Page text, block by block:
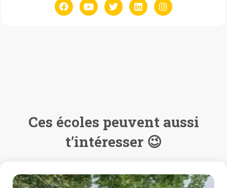
Ces écoles peuvent aussi
t’intéresser 😉